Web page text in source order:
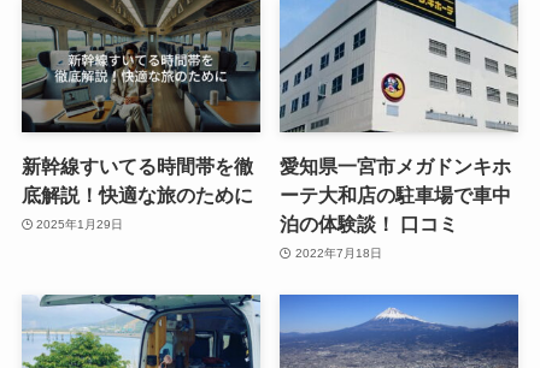
新幹線すいてる時間帯を徹
底解説！快適な旅のために
2025年1月29日
愛知県一宮市メガドンキホ
ーテ大和店の駐車場で車中
泊の体験談！ 口コミ
2022年7月18日